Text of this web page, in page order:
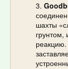
шахты